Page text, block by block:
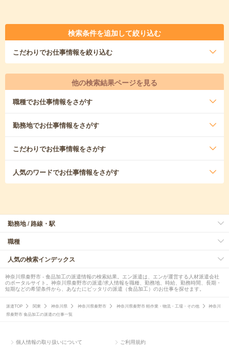
検索条件を追加して絞り込む
こだわりでお仕事情報を絞り込む
他の検索結果ページを見る
職種でお仕事情報をさがす
勤務地でお仕事情報をさがす
こだわりでお仕事情報をさがす
人気のワードでお仕事情報をさがす
勤務地 / 路線・駅
職種
人気の検索インデックス
神奈川県秦野市 - 食品加工の派遣情報の検索結果。エン派遣は、エンが運営する人材派遣会社
のポータルサイト。神奈川県秦野市の派遣/求人情報を職種、勤務地、時給、勤務時間、長期・
短期などの希望条件から、あなたにピッタリの派遣（食品加工）のお仕事を探せます。
派遣TOP 関東 神奈川県 神奈川県秦野市 神奈川県秦野市 軽作業・物流・工場・その他
神奈川
県秦野市 食品加工の派遣の仕事一覧
個人情報の取り扱いについて ご利用規約